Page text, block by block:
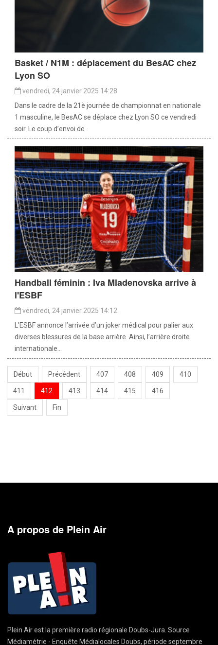
Basket / N1M : déplacement du BesAC chez
Lyon SO
vendredi, 24 janvier 2025 14:28
Dans le cadre de la 21è journée de championnat en nationale
1 masculine, le BesAC se déplace chez Lyon SO ce vendredi
soir. Le coup d’envoi de...
Handball féminin : Iva Mladenovska arrive à
l'ESBF
vendredi, 24 janvier 2025 14:12
L’ESBF annonce l’arrivée d’un joker médical pour palier aux
diverses blessures de la base arrière. Ainsi, l’arrière droite
internationale...
Début Précédent 407 408 409 410
411 412 413 414 415 416
Suivant Fin
A propos de Plein Air
Plein Air est la première radio régionale Doubs-Jura. Source
Médiamétrie - Enquête Médialocales Doubs, période septembre